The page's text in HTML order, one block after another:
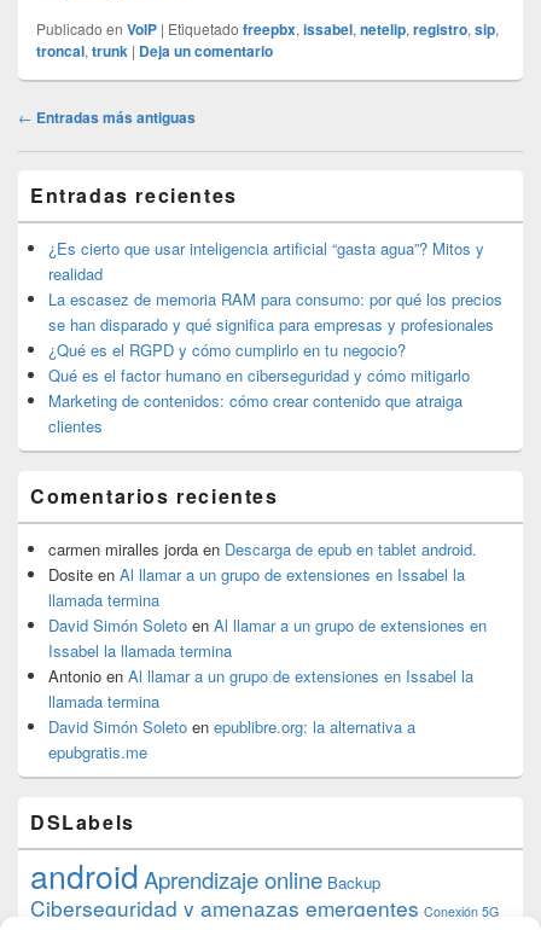
Publicado en VoIP | Etiquetado freepbx, issabel, netelip, registro, sip,
troncal, trunk | Deja un comentario
Navegación
← Entradas más antiguas
área
de
widget
barra
lateral
primaria
Entradas recientes
¿Es cierto que usar inteligencia artificial “gasta agua”? Mitos y
realidad
La escasez de memoria RAM para consumo: por qué los precios
se han disparado y qué significa para empresas y profesionales
¿Qué es el RGPD y cómo cumplirlo en tu negocio?
Qué es el factor humano en ciberseguridad y cómo mitigarlo
Marketing de contenidos: cómo crear contenido que atraiga
clientes
Comentarios recientes
carmen miralles jorda en Descarga de epub en tablet android.
Dosite en Al llamar a un grupo de extensiones en Issabel la
llamada termina
David Simón Soleto en Al llamar a un grupo de extensiones en
Issabel la llamada termina
Antonio en Al llamar a un grupo de extensiones en Issabel la
llamada termina
David Simón Soleto en epublibre.org: la alternativa a
epubgratis.me
DSLabels
androidAprendizaje online Backup
Ciberseguridad y amenazas emergentes Conexión 5G